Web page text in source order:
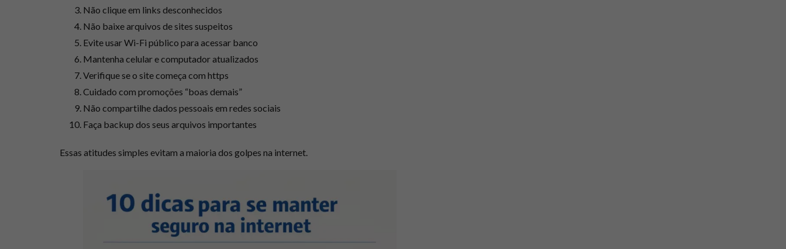
Não clique em links desconhecidos
Não baixe arquivos de sites suspeitos
Evite usar Wi-Fi público para acessar banco
Mantenha celular e computador atualizados
Verifique se o site começa com https
Cuidado com promoções “boas demais”
Não compartilhe dados pessoais em redes sociais
Faça backup dos seus arquivos importantes
Essas atitudes simples evitam a maioria dos golpes na internet.